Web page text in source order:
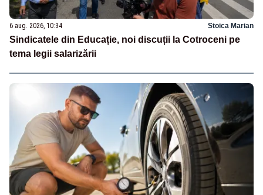
6 aug. 2026, 10:34 Stoica Marian
Sindicatele din Educație, noi discuții la Cotroceni pe
tema legii salarizării